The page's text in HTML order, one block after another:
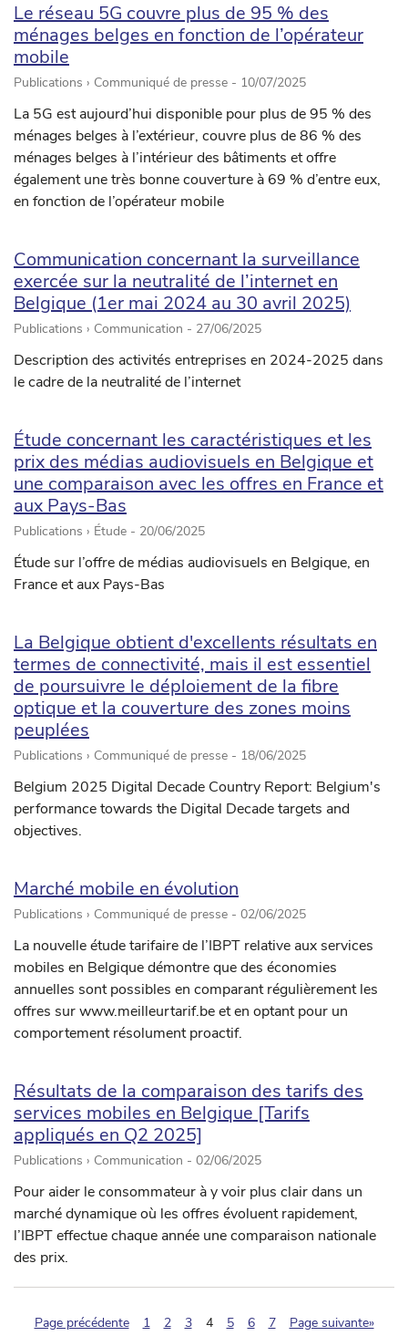
Le réseau 5G couvre plus de 95 % des
ménages belges en fonction de l’opérateur
mobile
Publications › Communiqué de presse - 10/07/2025
La 5G est aujourd’hui disponible pour plus de 95 % des
ménages belges à l’extérieur, couvre plus de 86 % des
ménages belges à l’intérieur des bâtiments et offre
également une très bonne couverture à 69 % d’entre eux,
en fonction de l’opérateur mobile
Communication concernant la surveillance
exercée sur la neutralité de l’internet en
Belgique (1er mai 2024 au 30 avril 2025)
Publications › Communication - 27/06/2025
Description des activités entreprises en 2024-2025 dans
le cadre de la neutralité de l’internet
Étude concernant les caractéristiques et les
prix des médias audiovisuels en Belgique et
une comparaison avec les offres en France et
aux Pays-Bas
Publications › Étude - 20/06/2025
Étude sur l’offre de médias audiovisuels en Belgique, en
France et aux Pays-Bas
La Belgique obtient d'excellents résultats en
termes de connectivité, mais il est essentiel
de poursuivre le déploiement de la fibre
optique et la couverture des zones moins
peuplées
Publications › Communiqué de presse - 18/06/2025
Belgium 2025 Digital Decade Country Report: Belgium's
performance towards the Digital Decade targets and
objectives.
Marché mobile en évolution
Publications › Communiqué de presse - 02/06/2025
La nouvelle étude tarifaire de l’IBPT relative aux services
mobiles en Belgique démontre que des économies
annuelles sont possibles en comparant régulièrement les
offres sur www.meilleurtarif.be et en optant pour un
comportement résolument proactif.
Résultats de la comparaison des tarifs des
services mobiles en Belgique [Tarifs
appliqués en Q2 2025]
Publications › Communication - 02/06/2025
Pour aider le consommateur à y voir plus clair dans un
marché dynamique où les offres évoluent rapidement,
l’IBPT effectue chaque année une comparaison nationale
des prix.
Page précédente 1 2 3 4(pagination.current)
5 6 7 Page suivante»